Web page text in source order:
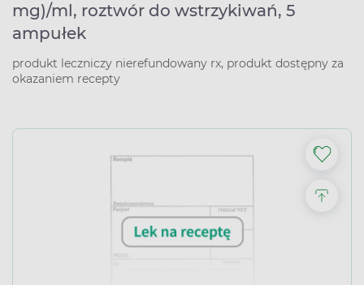
mg)/ml, roztwór do wstrzykiwań, 5
ampułek
produkt leczniczy nierefundowany rx, produkt dostępny za
okazaniem recepty